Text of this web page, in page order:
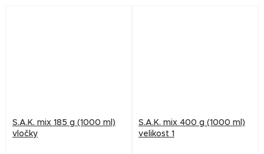
S.A.K. mix 185 g (1000 ml)
vločky
S.A.K. mix 400 g (1000 ml)
velikost 1